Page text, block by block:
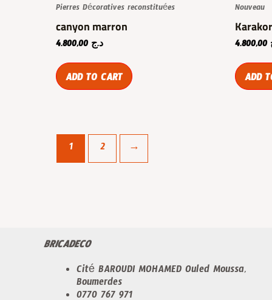
Pierres Décoratives reconstituées
canyon marron
د.ج4.800,00
ADD TO CART
Nouveau
4.800,00
ADD
1 2 →
BRICADECO
Cité BAROUDI MOHAMED Ouled Moussa,
Boumerdes